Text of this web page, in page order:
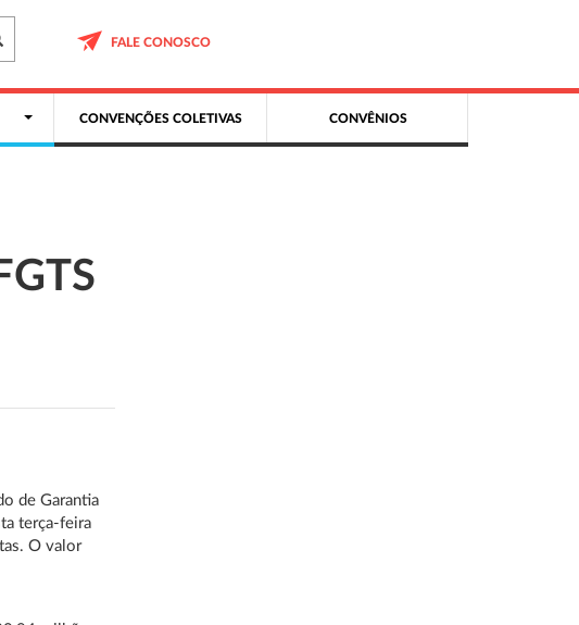
FALE CONOSCO
CONVENÇÕES COLETIVAS CONVÊNIOS
de Garantia
terça-feira
O valor